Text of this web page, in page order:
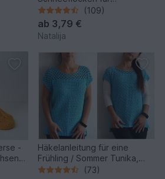
Weihnachten(109)
ab 3,79 €
Natalija
-
Häkelanleitung für eine
Frühling / Sommer Tunika,
Größe XS bis XL
(73)